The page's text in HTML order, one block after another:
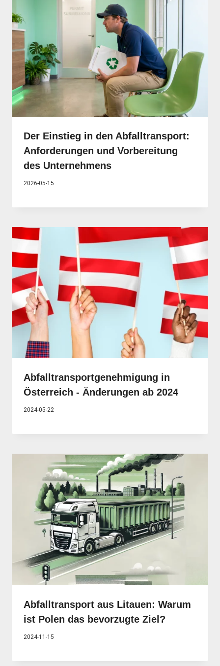
Der Einstieg in den Abfalltransport:
Anforderungen und Vorbereitung
des Unternehmens
2026-05-15
Abfalltransportgenehmigung in
Österreich - Änderungen ab 2024
2024-05-22
Abfalltransport aus Litauen: Warum
ist Polen das bevorzugte Ziel?
2024-11-15